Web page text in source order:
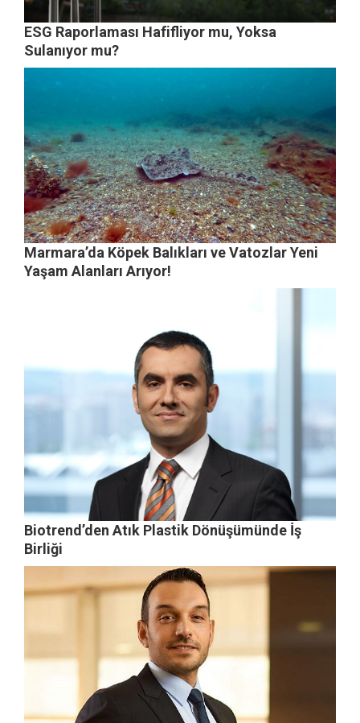
ESG Raporlaması Hafifliyor mu, Yoksa
Sulanıyor mu?
Marmara’da Köpek Balıkları ve Vatozlar Yeni
Yaşam Alanları Arıyor!
Biotrend’den Atık Plastik Dönüşümünde İş
Birliği